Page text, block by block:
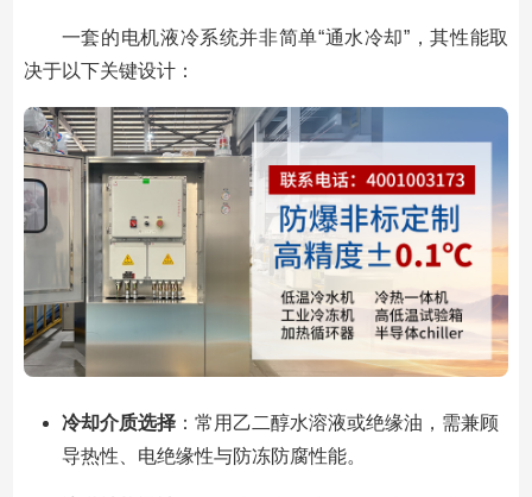
一套的电机液冷系统并非简单“通水冷却”，其性能取
决于以下关键设计：
冷却介质选择：常用乙二醇水溶液或绝缘油，需兼顾
导热性、电绝缘性与防冻防腐性能。